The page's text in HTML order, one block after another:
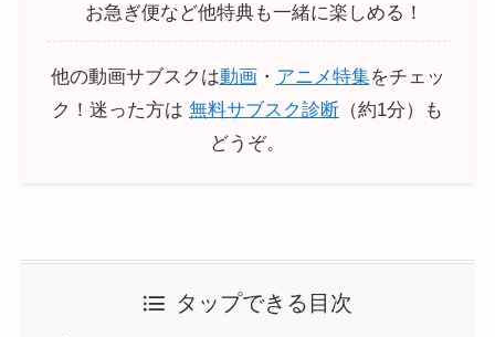
お急ぎ便など他特典も一緒に楽しめる！
他の動画サブスクは動画 ・ アニメ特集をチェッ
ク！迷った方は 無料サブスク診断 （約1分）も
どうぞ。
タップできる目次